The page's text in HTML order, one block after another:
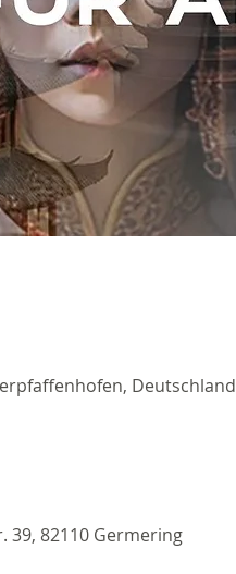
Deutschland
39, 82110 Germering